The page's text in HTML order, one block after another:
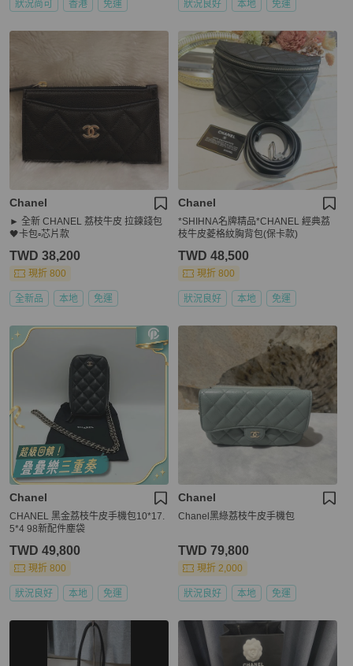
狀況尚可 香港 免運 狀況良好 本地 免運
Chanel
► 全新 CHANEL 荔枝牛皮 拉鍊錢包
🖤卡包▫️芯片款
TWD 38,200
現折 800
全新品 本地 免運
Chanel
*SHIHNA名牌精品*CHANEL 經典荔
枝牛皮菱格紋胸背包(保卡款)
TWD 48,500
現折 800
狀況良好 本地 免運
Chanel
CHANEL 黑金荔枝牛皮手機包10*17.
5*4 98新配件塵袋
TWD 49,800
現折 800
狀況良好 本地 免運
Chanel
Chanel黑綠荔枝牛皮手機包
TWD 79,800
現折 2,000
狀況良好 本地 免運